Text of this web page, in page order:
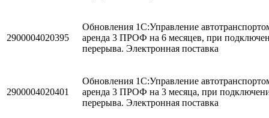
2900004020395
Обновления 1С:Управление
аренда 3 ПРОФ на 6 месяцев, при
перерыва. Электронная поставка
2900004020401
Обновления 1С:Управление
аренда 3 ПРОФ на 3 месяца, при
перерыва. Электронная поставка